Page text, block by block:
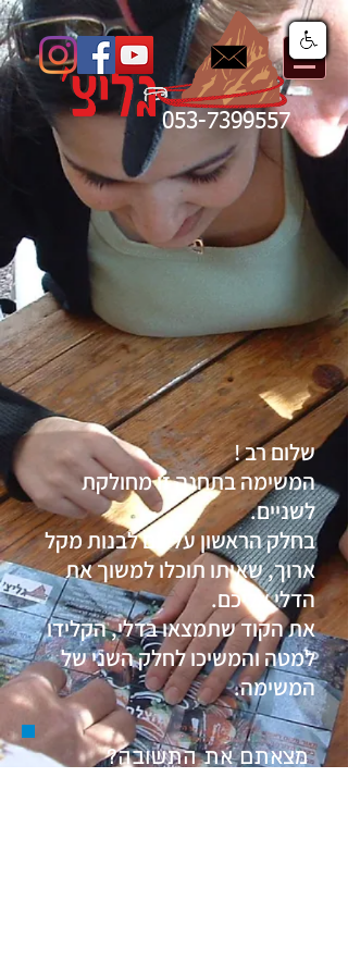
053-7399557
שלום רב !
המשימה בתחנה זו מחולקת
לשניים.
בחלק הראשון עליכם לבנות מקל
ארוך, שאיתו תוכלו למשוך את
הדלי אליכם.
את הקוד שתמצאו בדלי, הקלידו
למטה והמשיכו לחלק השני של
המשימה.
מצאתם את התשובה?